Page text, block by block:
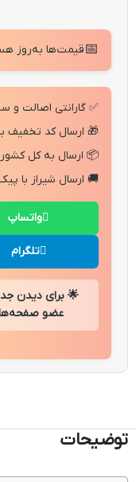
📅قیمت‌ها به‌روز
✅ گارانتی اصالت و
🎁 ارسال کد تخفیف با
📦 ارسال به کل
🚚 ارسال شیراز با
واتساپ
تلگرام
🌟 برای دیدن
عضو
توضیحات